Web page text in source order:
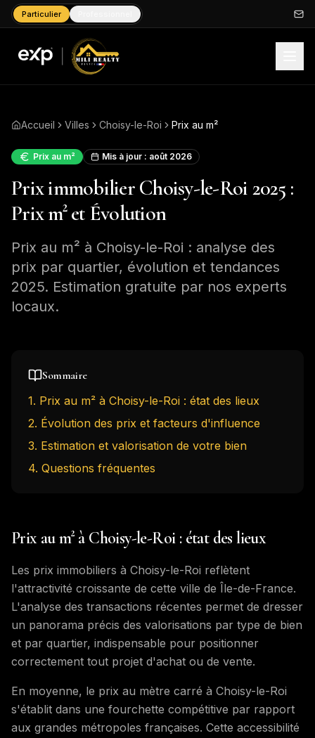
Particulier
Accueil Villes Choisy-le-Roi Prix au m²
Prix au m² Mis à jour : août 2026
Prix immobilier Choisy-le-Roi 2025 :
Prix m² et Évolution
Prix au m² à Choisy-le-Roi : analyse des
prix par quartier, évolution et tendances
2025. Estimation gratuite par nos experts
locaux.
Sommaire
1. Prix au m² à Choisy-le-Roi : état des lieux
2. Évolution des prix et facteurs d'influence
3. Estimation et valorisation de votre bien
4. Questions fréquentes
Prix au m² à Choisy-le-Roi : état des lieux
Les prix immobiliers à Choisy-le-Roi reflètent
l'attractivité croissante de cette ville de Île-de-France.
L'analyse des transactions récentes permet de dresser
un panorama précis des valorisations par type de bien
et par quartier, indispensable pour positionner
correctement tout projet d'achat ou de vente.
En moyenne, le prix au mètre carré à Choisy-le-Roi
s'établit dans une fourchette compétitive par rapport
aux grandes métropoles françaises. Cette accessibilité